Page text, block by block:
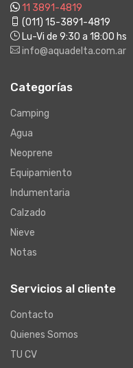
11 3891-4819
(011) 15-3891-4819
Lu-Vi de 9:30 a 18:00 hs
info@aquadelta.com.ar
Categorías
Camping
Agua
Neoprene
Equipamiento
Indumentaria
Calzado
Nieve
Notas
Servicios al cliente
Contacto
Quienes Somos
TU CV